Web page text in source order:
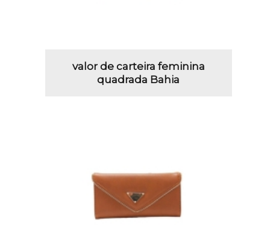
valor de carteira feminina
quadrada Bahia